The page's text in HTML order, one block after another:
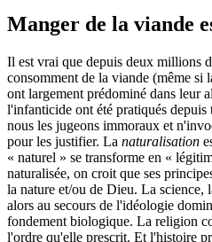
Manger de la viande
Il est vrai que depuis deux millions
consomment de la viande (même si
ont largement prédominé dans leur
l'infanticide ont été pratiqués
nous les jugeons immoraux et
pour les justifier. La naturalisation
« naturel » se transforme en «
naturalisée, on croit que ses
la nature et/ou de Dieu. La
alors au secours de l'idéologie
fondement biologique. La religion
l'ordre qu'elle prescrit. Et l'histoire